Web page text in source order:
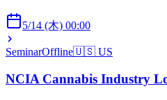
5/14 (木) 00:00
SeminarOffline🇺🇸 US
NCIA Cannabis Industry